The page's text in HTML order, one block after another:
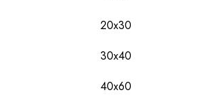
20x30
30x40
40x60